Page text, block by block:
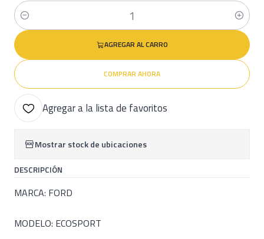
Cantidad
AGREGAR AL CARRO
COMPRAR AHORA
Agregar a la lista de favoritos
Mostrar stock de ubicaciones
DESCRIPCIÓN
MARCA: FORD
MODELO: ECOSPORT